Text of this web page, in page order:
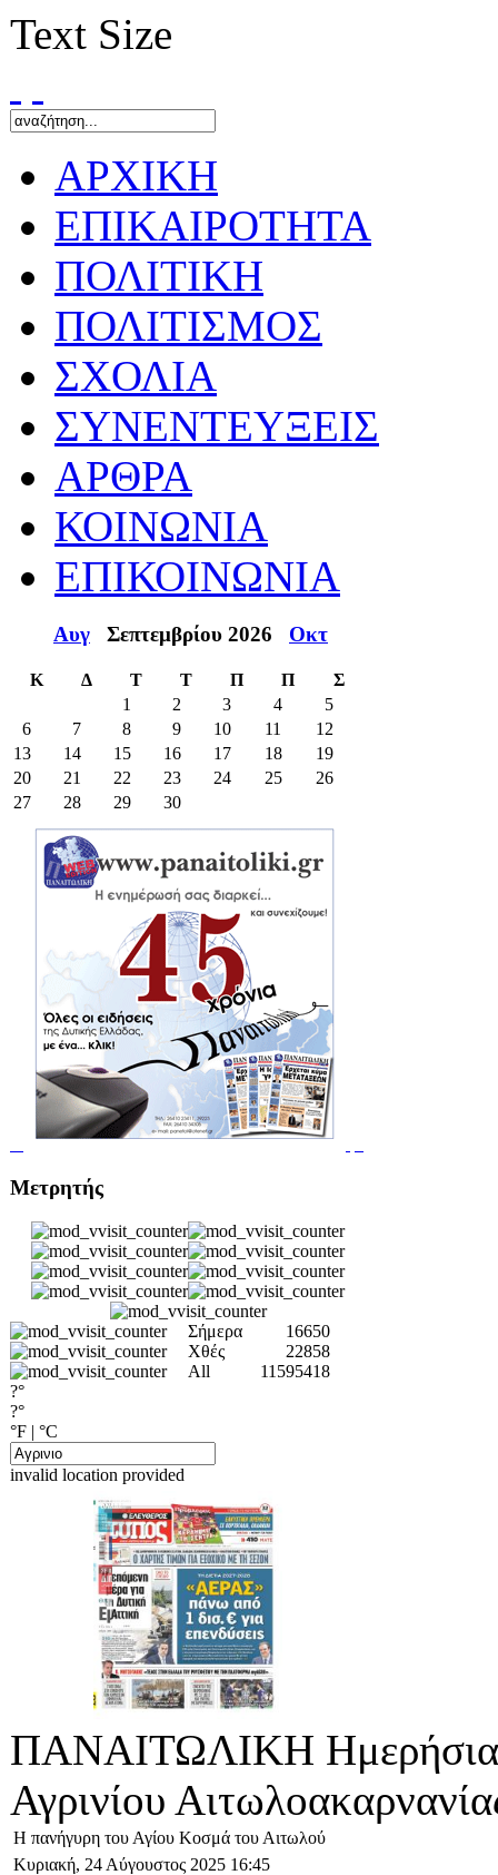
Text Size
ΑΡΧΙΚΗ
ΕΠΙΚΑΙΡΟΤΗΤΑ
ΠΟΛΙΤΙΚΗ
ΠΟΛΙΤΙΣΜΟΣ
ΣΧΟΛΙΑ
ΣΥΝΕΝΤΕΥΞΕΙΣ
ΑΡΘΡΑ
ΚΟΙΝΩΝΙΑ
ΕΠΙΚΟΙΝΩΝΙΑ
Αυγ Σεπτεμβρίου 2026 Οκτ
Κ Δ Τ Τ Π Π
Σ
1
2 3 4
5
6
7 8 9 10 11
12
13
14 15 16 17 18
19
20
21 22 23 24 25
26
27
28 29 30
Μετρητής
Σήμερα
16650
Χθές
22858
All
11595418
?°
?°
°F | °C
invalid location provided
ΠΑΝΑΙΤΩΛΙΚΗ Ημερήσια
Αγρινίου
Η πανήγυρη του Αγίου Κοσμά του Αιτωλού
Κυριακή, 24 Αύγουστος 2025 16:45